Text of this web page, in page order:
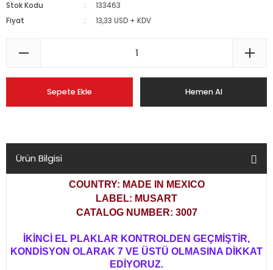
Stok Kodu
133463
Fiyat
13,33 USD + KDV
Sepete Ekle Hemen Al
Ürün Bilgisi
COUNTRY: MADE IN MEXICO
LABEL: MUSART
CATALOG NUMBER: 3007
İKİNCİ EL PLAKLAR KONTROLDEN GEÇMİŞTİR,
KONDİSYON OLARAK 7 VE ÜSTÜ OLMASINA DİKKAT
EDİYORUZ.